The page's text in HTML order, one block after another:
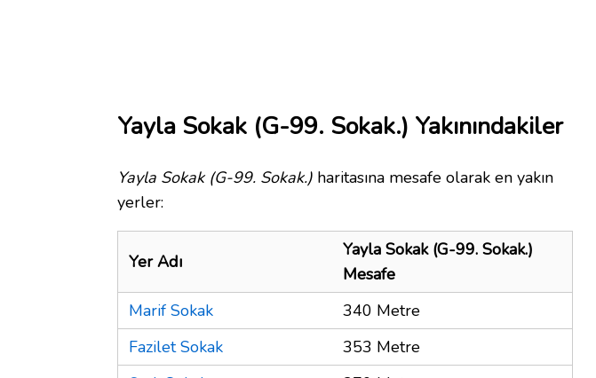
Yayla Sokak (G-99. Sokak.) Yakınındakiler
Yayla Sokak (G-99. Sokak.) haritasına mesafe olarak en yakın
yerler:
Yer Adı
Yayla Sokak (G-99. Sokak.)
Mesafe
Marif Sokak
340 Metre
Fazilet Sokak
353 Metre